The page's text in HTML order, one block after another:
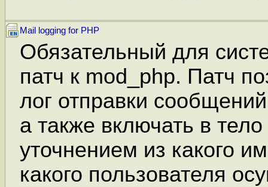
Mail logging for PHP
Обязательный для
патч к mod_php. Патч
лог отправки
а также включать в
уточнением из какого
какого пользователя